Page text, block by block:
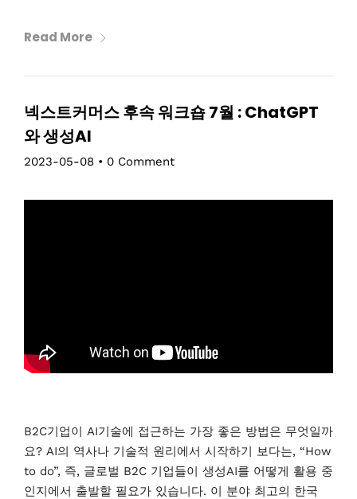
Read More
넥스트커머스 후속 워크숍 7월 : ChatGPT
와 생성AI
2023-05-08 • 0 Comment
B2C기업이 AI기술에 접근하는 가장 좋은 방법은 무엇일까
요? AI의 역사나 기술적 원리에서 시작하기 보다는, “How
to do”, 즉, 글로벌 B2C 기업들이 생성AI를 어떻게 활용 중
인지에서 출발할 필요가 있습니다. 이 분야 최고의 한국